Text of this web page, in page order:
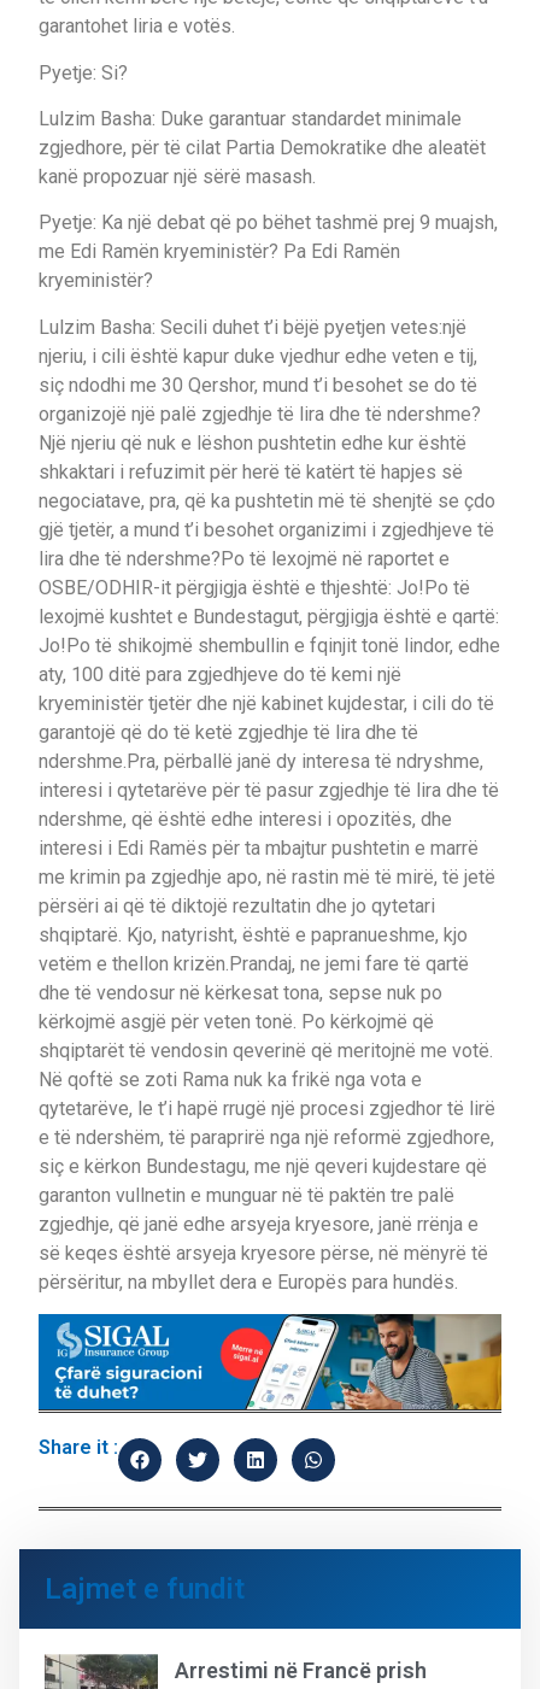
garantohet liria e votës.
Pyetje: Si?
Lulzim Basha: Duke garantuar standardet minimale
zgjedhore, për të cilat Partia Demokratike dhe aleatët
kanë propozuar një sërë masash.
Pyetje: Ka një debat që po bëhet tashmë prej 9 muajsh,
me Edi Ramën kryeministër? Pa Edi Ramën
kryeministër?
Lulzim Basha: Secili duhet t’i bëjë pyetjen vetes:një
njeriu, i cili është kapur duke vjedhur edhe veten e tij,
siç ndodhi me 30 Qershor, mund t’i besohet se do të
organizojë një palë zgjedhje të lira dhe të ndershme?
Një njeriu që nuk e lëshon pushtetin edhe kur është
shkaktari i refuzimit për herë të katërt të hapjes së
negociatave, pra, që ka pushtetin më të shenjtë se çdo
gjë tjetër, a mund t’i besohet organizimi i zgjedhjeve të
lira dhe të ndershme?Po të lexojmë në raportet e
OSBE/ODHIR-it përgjigja është e thjeshtë: Jo!Po të
lexojmë kushtet e Bundestagut, përgjigja është e qartë:
Jo!Po të shikojmë shembullin e fqinjit tonë lindor, edhe
aty, 100 ditë para zgjedhjeve do të kemi një
kryeministër tjetër dhe një kabinet kujdestar, i cili do të
garantojë që do të ketë zgjedhje të lira dhe të
ndershme.Pra, përballë janë dy interesa të ndryshme,
interesi i qytetarëve për të pasur zgjedhje të lira dhe të
ndershme, që është edhe interesi i opozitës, dhe
interesi i Edi Ramës për ta mbajtur pushtetin e marrë
me krimin pa zgjedhje apo, në rastin më të mirë, të jetë
përsëri ai që të diktojë rezultatin dhe jo qytetari
shqiptarë. Kjo, natyrisht, është e papranueshme, kjo
vetëm e thellon krizën.Prandaj, ne jemi fare të qartë
dhe të vendosur në kërkesat tona, sepse nuk po
kërkojmë asgjë për veten tonë. Po kërkojmë që
shqiptarët të vendosin qeverinë që meritojnë me votë.
Në qoftë se zoti Rama nuk ka frikë nga vota e
qytetarëve, le t’i hapë rrugë një procesi zgjedhor të lirë
e të ndershëm, të paraprirë nga një reformë zgjedhore,
siç e kërkon Bundestagu, me një qeveri kujdestare që
garanton vullnetin e munguar në të paktën tre palë
zgjedhje, që janë edhe arsyeja kryesore, janë rrënja e
së keqes është arsyeja kryesore përse, në mënyrë të
përsëritur, na mbyllet dera e Europës para hundës.
Share it :
Lajmet e fundit
Arrestimi në Francë prish